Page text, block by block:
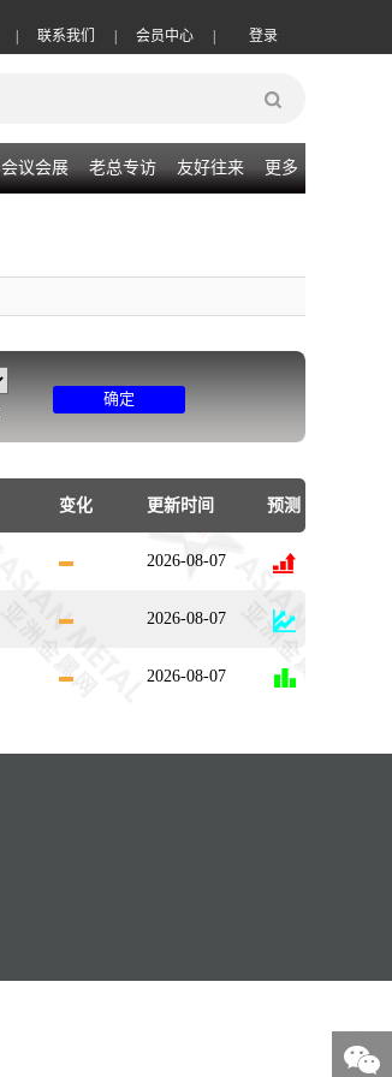
登录
会员中心
联系我们
会议会展 老总专访 友好往来 更多
确定
变化 更新时间 预测
2026-08-07
2026-08-07
2026-08-07